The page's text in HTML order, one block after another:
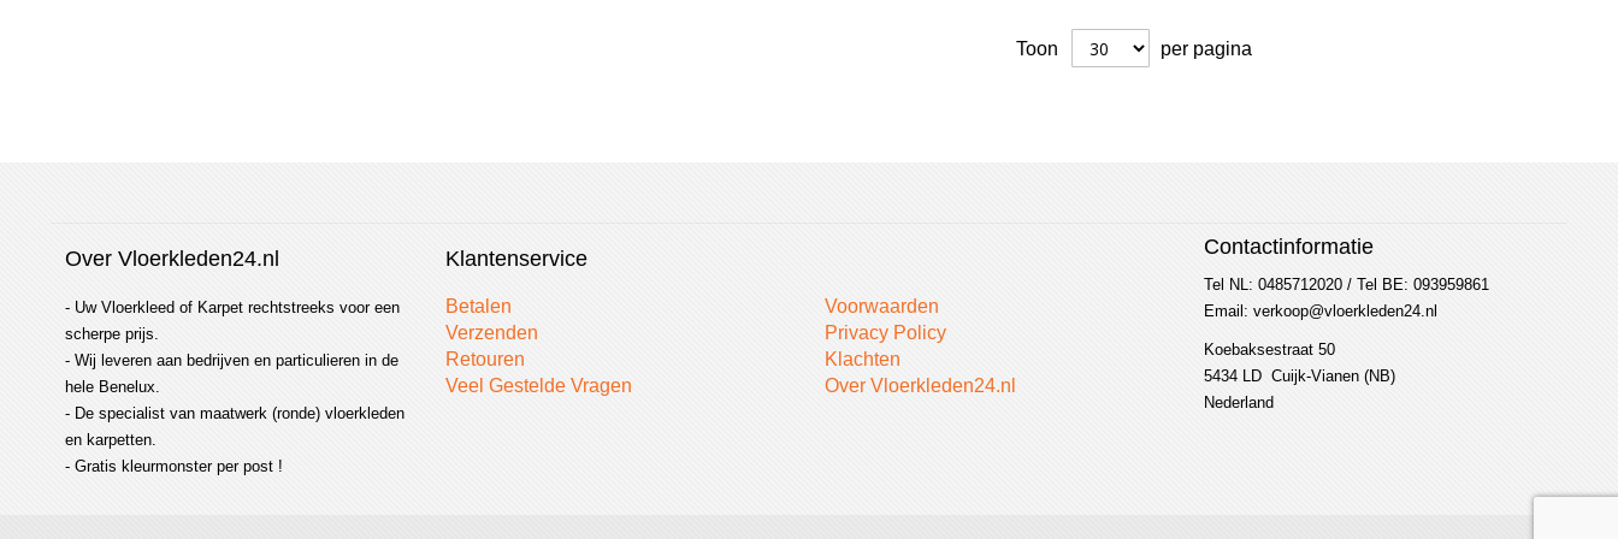
Toon
per pagina
Over Vloerkleden24.nl
- Uw Vloerkleed of Karpet rechtstreeks voor een
scherpe prijs.
- Wij leveren aan bedrijven en particulieren in de
hele Benelux.
- De specialist van maatwerk (ronde) vloerkleden
en karpetten.
- Gratis kleurmonster per post !
Klantenservice
Betalen
Verzenden
Retouren
Veel Gestelde Vragen
Voorwaarden
Privacy Policy
Klachten
Over Vloerkleden24.nl
Contactinformatie
Tel NL: 0485712020 / Tel BE: 093959861
Email: verkoop@vloerkleden24.nl
Koebaksestraat 50
5434 LD Cuijk-Vianen (NB)
Nederland